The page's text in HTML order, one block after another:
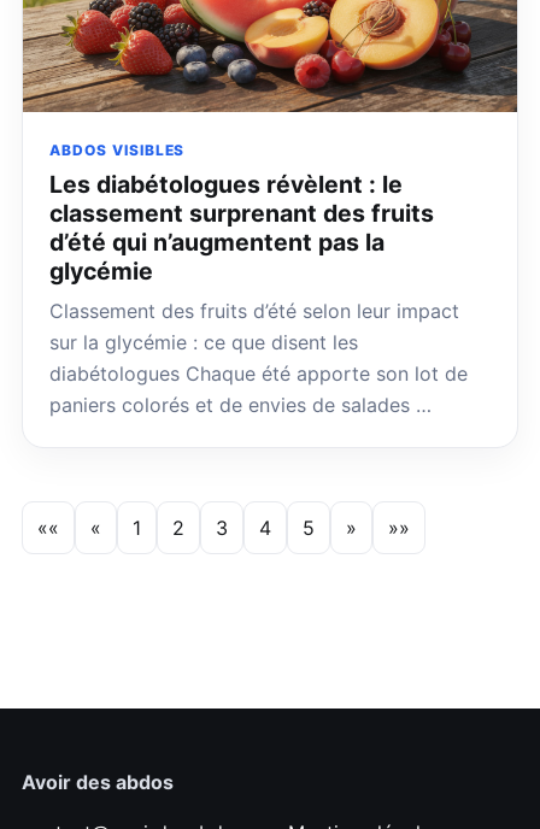
ABDOS VISIBLES
Les diabétologues révèlent : le
classement surprenant des fruits
d’été qui n’augmentent pas la
glycémie
Classement des fruits d’été selon leur impact
sur la glycémie : ce que disent les
diabétologues Chaque été apporte son lot de
paniers colorés et de envies de salades …
«« « 1 2 3 4 5 » »»
Avoir des abdos